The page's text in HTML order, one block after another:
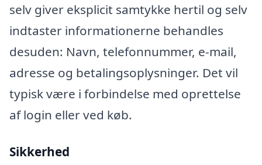
selv giver eksplicit samtykke hertil og selv
indtaster informationerne behandles
desuden: Navn, telefonnummer, e-mail,
adresse og betalingsoplysninger. Det vil
typisk være i forbindelse med oprettelse
af login eller ved køb.
Sikkerhed